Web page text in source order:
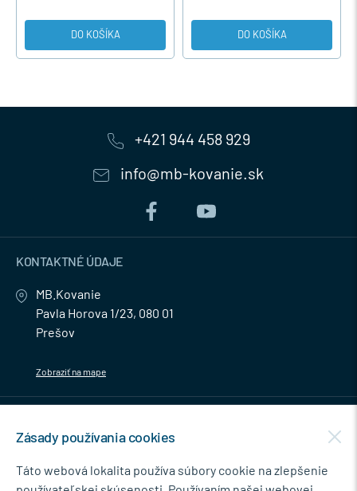
DO KOŠÍKA DO KOŠÍKA
+421 944 458 929
info@mb-kovanie.sk
KONTAKTNÉ ÚDAJE
MB.Kovanie
Pavla Horova 1/23, 080 01
Prešov
Zobraziť na mape
NEWSLETTER
Zásady používania cookies
Táto webová lokalita používa súbory cookie na zlepšenie